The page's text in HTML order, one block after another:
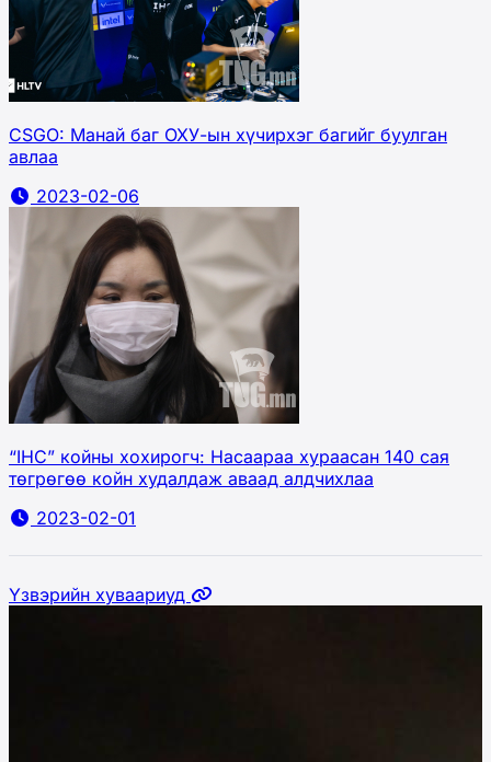
CSGO: Манай баг ОХУ-ын хүчирхэг багийг буулган
авлаа
2023-02-06
“IHC” койны хохирогч: Насаараа хураасан 140 сая
төгрөгөө койн худалдаж аваад алдчихлаа
2023-02-01
Үзвэрийн хуваариуд